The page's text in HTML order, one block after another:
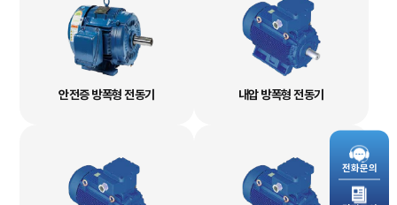
안전증 방폭형 전동기 내압 방폭형 전동기
전화문의